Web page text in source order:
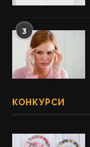
3
КОНКУРСИ